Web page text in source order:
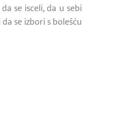
se isceli, da u sebi
se izbori s bolešću